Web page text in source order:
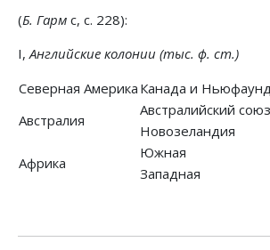
(Б. Гарм с, с. 228):
I, Английские колонии (тыс. ф. ст.)
Северная Америка Канада и
Австралия
Австралийский союз
Новозеландия
Африка
Южная
Западная